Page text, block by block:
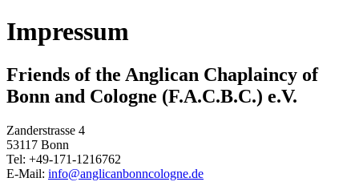
Impressum
Friends of the Anglican Chaplaincy of
Bonn and Cologne (F.A.C.B.C.) e.V.
Zanderstrasse 4
53117 Bonn
Tel: +49-171-1216762
E-Mail: info@anglicanbonncologne.de